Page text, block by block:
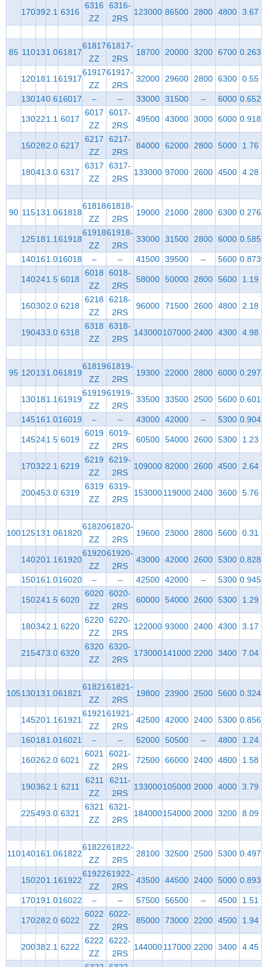
170392.1 6316
6316
ZZ
6316-
2RS
123000 86500 2800 4800 3.67
85 110131.061817
61817
ZZ
61817-
2RS
18700 20000 3200 6700 0.263
120181.161917
61917
ZZ
61917-
2RS
32000 29600 2800 6300 0.55
130140.616017 – – 33000 31500 – 6000 0.652
130221.1 6017
6017
ZZ
6017-
2RS
49500 43000 3000 6000 0.918
150282.0 6217
6217
ZZ
6217-
2RS
84000 62000 2800 5000 1.76
180413.0 6317
6317
ZZ
6317-
2RS
133000 97000 2600 4500 4.28
90 115131.061818
61818
ZZ
61818-
2RS
19000 21000 2800 6300 0.276
125181.161918
61918
ZZ
61918-
2RS
33000 31500 2800 6000 0.585
140161.016018 – – 41500 39500 – 5600 0.873
140241.5 6018
6018
ZZ
6018-
2RS
58000 50000 2800 5600 1.19
160302.0 6218
6218
ZZ
6218-
2RS
96000 71500 2600 4800 2.18
190433.0 6318
6318
ZZ
6318-
2RS
143000107000 2400 4300 4.98
95 120131.061819
61819
ZZ
61819-
2RS
19300 22000 2800 6000 0.297
130181.161919
61919
ZZ
61919-
2RS
33500 33500 2500 5600 0.601
145161.016019 – – 43000 42000 – 5300 0.904
145241.5 6019
6019
ZZ
6019-
2RS
60500 54000 2600 5300 1.23
170322.1 6219
6219
ZZ
6219-
2RS
109000 82000 2600 4500 2.64
200453.0 6319
6319
ZZ
6319-
2RS
153000119000 2400 3600 5.76
100125131.061820
61820
ZZ
61820-
2RS
19600 23000 2800 5600 0.31
140201.161920
61920
ZZ
61920-
2RS
43000 42000 2600 5300 0.828
150161.016020 – – 42500 42000 – 5300 0.945
150241.5 6020
6020
ZZ
6020-
2RS
60000 54000 2600 5300 1.29
180342.1 6220
6220
ZZ
6220-
2RS
122000 93000 2400 4300 3.17
215473.0 6320
6320
ZZ
6320-
2RS
173000141000 2200 3400 7.04
105130131.061821
61821
ZZ
61821-
2RS
19800 23900 2500 5600 0.324
145201.161921
61921
ZZ
61921-
2RS
42500 42000 2400 5300 0.856
160181.016021 – – 52000 50500 – 4800 1.24
160262.0 6021
6021
ZZ
6021-
2RS
72500 66000 2400 4800 1.58
190362.1 6211
6211
ZZ
6211-
2RS
133000105000 2000 4000 3.79
225493.0 6321
6321
ZZ
6321-
2RS
184000154000 2000 3200 8.09
110140161.061822
61822
ZZ
61822-
2RS
28100 32500 2500 5300 0.497
150201.161922
61922
ZZ
61922-
2RS
43500 44500 2400 5000 0.893
170191.016022 – – 57500 56500 – 4500 1.51
170282.0 6022
6022
ZZ
6022-
2RS
85000 73000 2200 4500 1.94
200382.1 6222
6222
ZZ
6222-
2RS
144000117000 2200 3400 4.45